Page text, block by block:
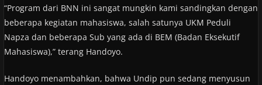
“Program dari BNN ini sangat mungkin kami sandingkan dengan
beberapa kegiatan mahasiswa, salah satunya UKM Peduli
Napza dan beberapa Sub yang ada di BEM (Badan Eksekutif
Mahasiswa),” terang Handoyo.
Handoyo menambahkan, bahwa Undip pun sedang menyusun